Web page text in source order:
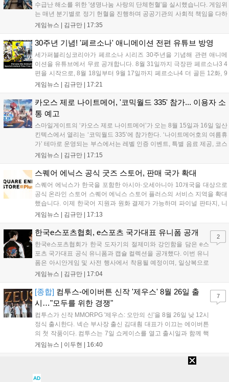
수급난 해소를 위한 '생명나눔 사랑의 단체헌혈'을 실시했습니다. 게임위
는 매년 분기별로 정기 헌혈을 진행하며 공공기관의 사회적 책임을 다하
고 있으며, 이번 행사에는 영화진흥위원회 등 14개 기관 임직원이 동참
따뜻한 실천에 참여한 모든 임직원에게 감사의 뜻을 전하며 헌혈 문화
확산에 앞장섰습니다....
게임뉴스 | 김규만 17:35
30주년 기념! '페르소나' 애니메이션 전편 유튜브 방영
세가퍼블리싱코리아가 페르소나 시리즈 30주년을 기념해 관련 애니메
이션을 유튜브에서 무료 공개합니다. 8월 31일까지 극장판 페르소나3 4
편을 시작으로, 8월 18일부터 9월 17일까지 페르소나4 더 골든 12화, 9
월 15일부터 10월 14일까지 페르소나5 시리즈가 순차 공개됩니다. 또한
영상 및 대형 전광판에 소개될 예정입니다....
게임뉴스 | 김규만 17:21
카오스 제로 나이트메어, '코믹월드 335' 참가... 이용자 소
통 예고
스마일게이트의 ‘카오스 제로 나이트메어’가 오는 8월 15일과 16일 일산
킨텍스에서 열리는 ‘코믹월드 335’에 참가한다. ‘나이트메어호의 여름휴
가’ 테마로 운영되는 부스에서는 레벨 인증 이벤트, 특별 음료 제공, 코스
프레 모델 포토존 등 다채로운 행사가 진행된다. 유명 코스어 7인이 캐릭
세한 정보는 공식 커뮤니티에서 확인 가능하다....
게임뉴스 | 김규만 17:15
스퀘어 에닉스 공식 굿즈 스토어, 판매 국가 확대
스퀘어 에닉스가 한국을 포함한 아시아·오세아니아 10개국을 대상으로
공식 온라인 스토어 스퀘어 에닉스 스토어 플러스의 서비스 지역을 확대
했습니다. 이제 한국어 지원과 원화 결제가 가능하며 파이널 판타지, 니
어 등 주요 게임의 피규어, 굿즈를 구매할 수 있습니다. 신상품이 순차적
용 가능합니다....
게임뉴스 | 김규만 17:13
한국e스포츠협회, e스포츠 국가대표 유니폼 공개
한국e스포츠협회가 한국 도자기의 절제미와 강인함을 담은 e스
포츠 국가대표 공식 유니폼과 캡슐 컬렉션을 공개했다. 이번 유니
폼은 아시안게임 및 사전 행사에서 착용될 예정이며, 일상복으로
구성된 컬렉션은 오는 8월 28일부터 골스튜디오 공식 홈페이지
서는 대회 규정에 따라 별도의 유니폼을 착용할 계획이다....
게임뉴스 | 김규만 17:04
2
[종합] 컴투스-에이버튼 신작 '제우스' 8월 26일 출
시…"모두를 위한 경쟁"
컴투스가 신작 MMORPG '제우스: 오만의 신'을 8월 26일 낮 12시
정식 출시한다. 넥슨 부사장 출신 김대훤 대표가 이끄는 에이버튼
의 첫 작품이다. 컴투스는 7일 쇼케이스를 열고 출시일과 함께 핵
심 콘텐츠, 유료화 정책, 운영 방향을 공개했다. 캐릭터명 선점은
게임뉴스 | 이두현 16:40
7
모바일 SF 기갑 전략 '타이탄 러쉬: 서바이벌' 정식 출시
AD